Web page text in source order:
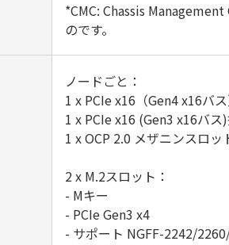
*CMC: Chassis
のです。
ノードごと：
1 x PCIe x16（Gen4 x16バ
1 x PCIe x16 (Gen3 x16バ
1 x OCP 2.0 メザニンスロ
2 x M.2スロット：
- Mキー
- PCIe Gen3 x4
- サポート NGFF-2242/